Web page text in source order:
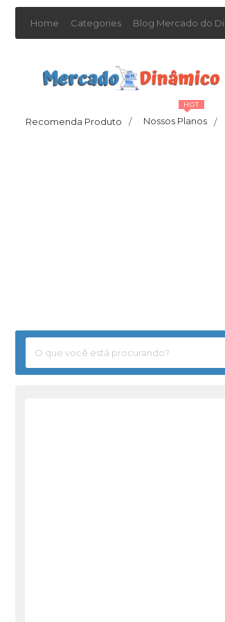
Home Categories Blog Mercado do
Recomenda Produto / Nossos Planos /
HOT